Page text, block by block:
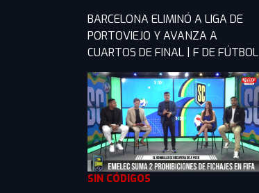
BARCELONA ELIMINÓ A LIGA DE
PORTOVIEJO Y AVANZA A
CUARTOS DE FINAL | F DE FÚTBOL
SIN CÓDIGOS